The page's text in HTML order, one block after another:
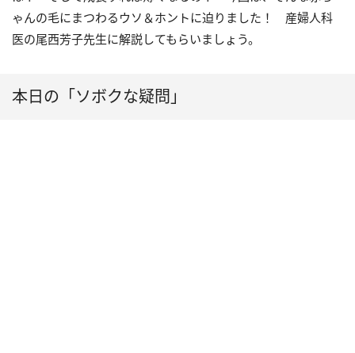
ゃんの毛にまつわるウソ＆ホントに迫りました！ 産婦人科
医の尾西芳子先生に解説してもらいましょう。
本日の「ソボクな疑問」